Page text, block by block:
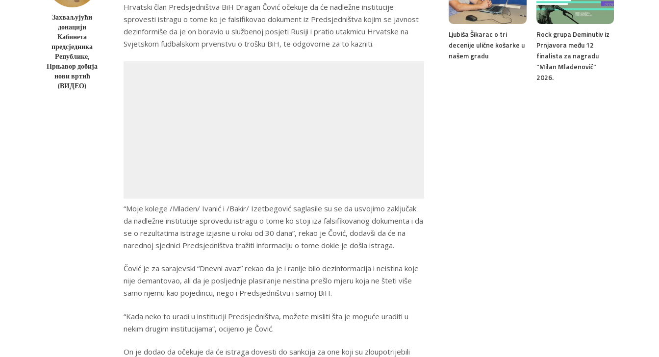
Захваљујући
донацији
Кабинета
предсједника
Републике,
Прњавор добија
нови вртић
(ВИДЕО)
Hrvatski član Predsjedništva BiH Dragan Čović očekuje da će nadležne institucije
sprovesti istragu o tome ko je falsifikovao dokument iz Predsjedništva kojim se javnost
dezinformiše da je on boravio u službenoj posjeti Rusiji i pratio utakmicu Hrvatske na
Svjetskom fudbalskom prvenstvu o trošku BiH, te odgovorne za to kazniti.
“Moje kolege /Mladen/ Ivanić i /Bakir/ Izetbegović saglasile su se da usvojimo zaključak
da nadležne institucije sprovedu istragu o tome ko stoji iza falsifikovanog dokumenta i da
se o rezultatima istrage izjasne u roku od 30 dana”, rekao je Čović, dodavši da će na
narednoj sjednici Predsjedništva tražiti informaciju o tome dokle je došla istraga.
Čović je za sarajevski “Dnevni avaz” rekao da je i ranije bilo dezinformacija i neistina koje
nije demantovao, ali da je posljednje plasiranje neistina prešlo mjeru koja ne šteti više
samo njemu kao pojedincu, nego i Predsjedništvu i samoj BiH.
“Kada neko to uradi u instituciji Predsjedništva, možete misliti šta je moguće uraditi u
nekim drugim institucijama”, ocijenio je Čović.
On je dodao da očekuje da će istraga dovesti do sankcija za one koji su zloupotrijebili
Ljubiša Šikarac o tri
decenije ulične košarke u
našem gradu
Rock grupa Deminutiv iz
Prnjavora među 12
finalista za nagradu
“Milan Mladenović”
2026.